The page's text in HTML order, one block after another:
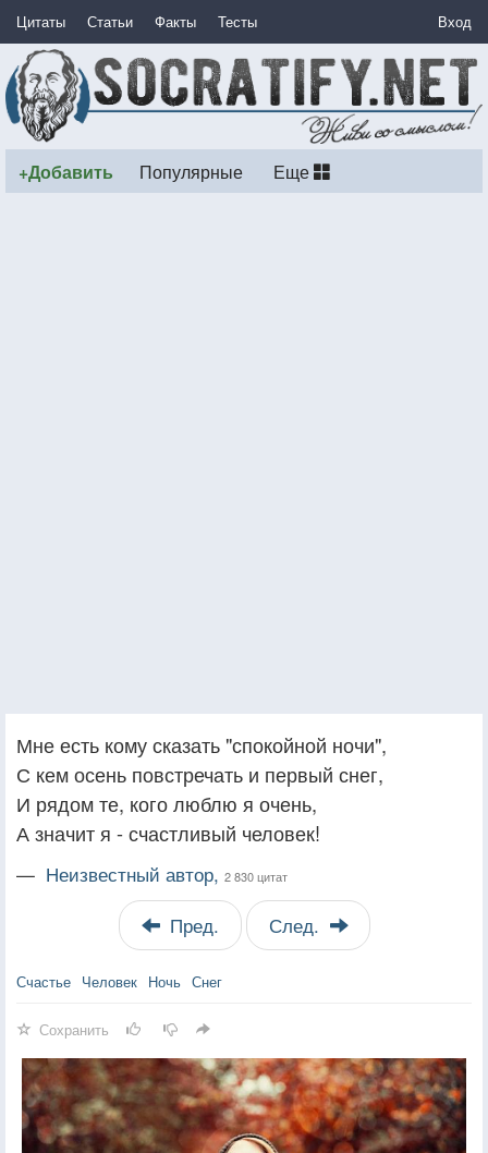
Цитаты Статьи Факты Тесты Вход
+Добавить Популярные Еще
Мне есть кому сказать "спокойной ночи",
С кем осень повстречать и первый снег,
И рядом те, кого люблю я очень,
А значит я - счастливый человек!
— Неизвестный автор, 2 830 цитат
Пред. След.
Счастье Человек Ночь Снег
Сохранить